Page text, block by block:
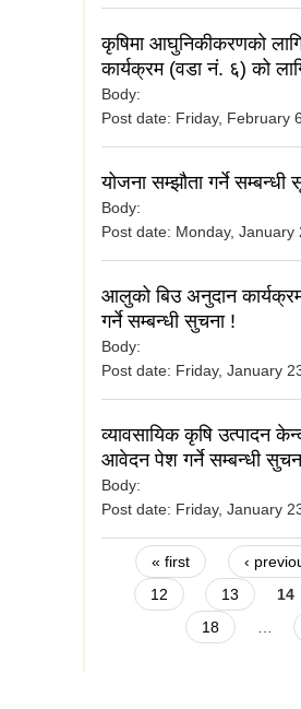
कृषिमा आघुनिकीकरणको
कार्यक्रम (वडा नं. ६) को
Body:
Post date: Friday, February
योजना सम्झौता गर्ने सम्बन्धी
Body:
Post date: Monday,
आलुको बिउ अनुदान
गर्ने सम्बन्धी सुचना !
Body:
Post date: Friday, January
व्यावसायिक कृषि उत्पादन
आवेदन पेश गर्ने सम्बन्धी
Body:
Post date: Friday, January
Pages
« first ‹
12
13 14
18